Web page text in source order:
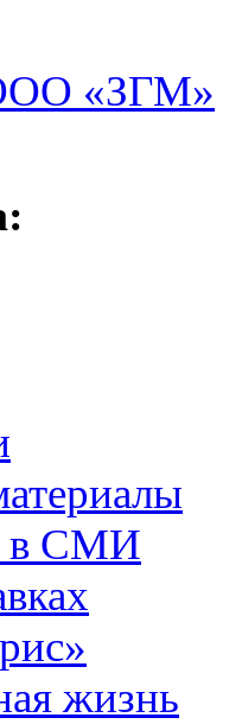
«ЗГМ»
в СМИ
жизнь